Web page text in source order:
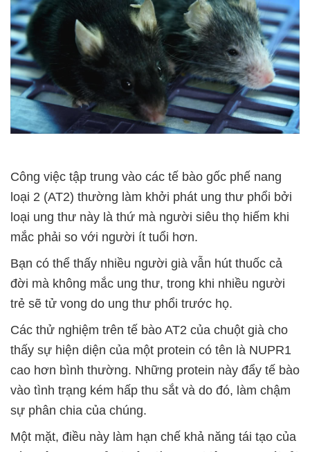
Công việc tập trung vào các tế bào gốc phế nang
loại 2 (AT2) thường làm khởi phát ung thư phổi bởi
loại ung thư này là thứ mà người siêu thọ hiếm khi
mắc phải so với người ít tuổi hơn.
Bạn có thể thấy nhiều người già vẫn hút thuốc cả
đời mà không mắc ung thư, trong khi nhiều người
trẻ sẽ tử vong do ung thư phổi trước họ.
Các thử nghiệm trên tế bào AT2 của chuột già cho
thấy sự hiện diện của một protein có tên là NUPR1
cao hơn bình thường. Những protein này đẩy tế bào
vào tình trạng kém hấp thu sắt và do đó, làm chậm
sự phân chia của chúng.
Một mặt, điều này làm hạn chế khả năng tái tạo của